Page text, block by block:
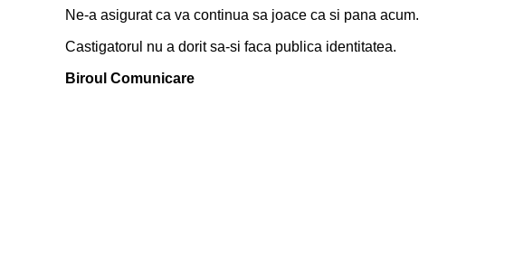
Ne-a asigurat ca va continua sa joace ca si pana acum.
Castigatorul nu a dorit sa-si faca publica identitatea.
Biroul Comunicare